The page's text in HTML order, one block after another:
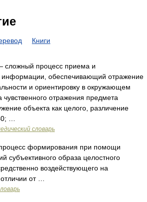
Книги
сложный процесс приема и
информации, обеспечивающий отражение
и ориентировку в окружающем
отражения предмета
объекта как целого, различение
…
словарь
формирования при помощи
субъективного образа целостного
воздействующего на
от …